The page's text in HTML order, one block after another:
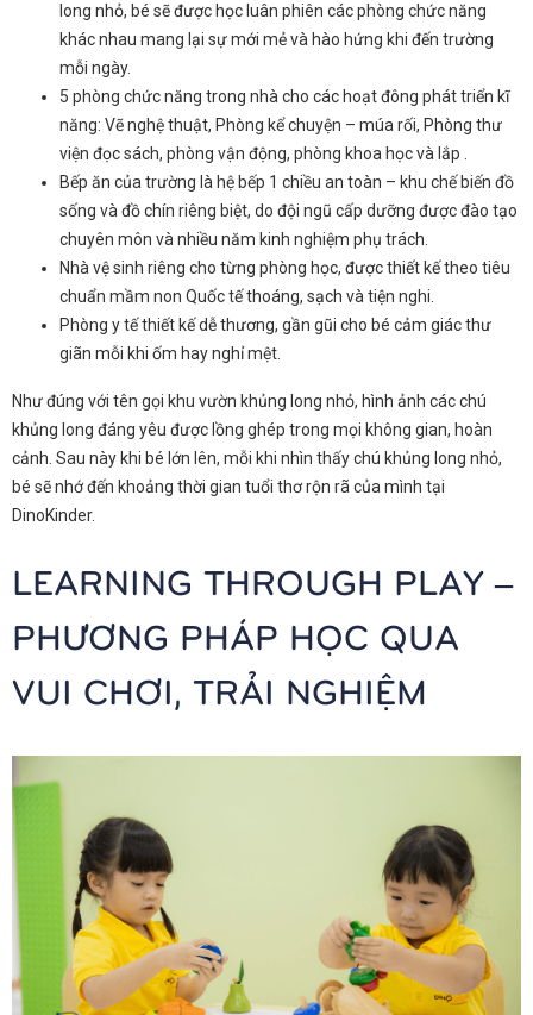
long nhỏ, bé sẽ được học luân phiên các phòng chức năng
khác nhau mang lại sự mới mẻ và hào hứng khi đến trường
mỗi ngày.
5 phòng chức năng trong nhà cho các hoạt đông phát triển kĩ
năng: Vẽ nghệ thuật, Phòng kể chuyện – múa rối, Phòng thư
viện đọc sách, phòng vận động, phòng khoa học và lắp .
Bếp ăn của trường là hệ bếp 1 chiều an toàn – khu chế biến đồ
sống và đồ chín riêng biệt, do đội ngũ cấp dưỡng được đào tạo
chuyên môn và nhiều năm kinh nghiệm phụ trách.
Nhà vệ sinh riêng cho từng phòng học, được thiết kế theo tiêu
chuẩn mầm non Quốc tế thoáng, sạch và tiện nghi.
Phòng y tế thiết kế dễ thương, gần gũi cho bé cảm giác thư
giãn mỗi khi ốm hay nghỉ mệt.
Như đúng với tên gọi khu vườn khủng long nhỏ, hình ảnh các chú
khủng long đáng yêu được lồng ghép trong mọi không gian, hoàn
cảnh. Sau này khi bé lớn lên, mỗi khi nhìn thấy chú khủng long nhỏ,
bé sẽ nhớ đến khoảng thời gian tuổi thơ rộn rã của mình tại
DinoKinder.
LEARNING THROUGH PLAY –
PHƯƠNG PHÁP HỌC QUA
VUI CHƠI, TRẢI NGHIỆM